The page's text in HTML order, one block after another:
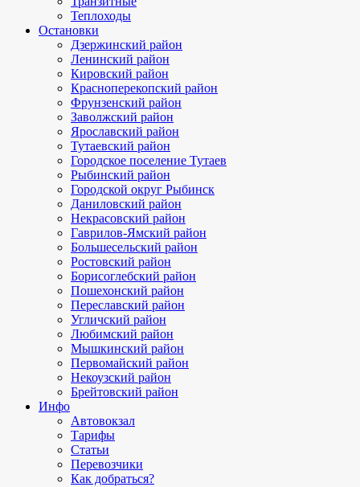
Теплоходы
Остановки
Дзержинский район
Ленинский район
Кировский район
Красноперекопский район
Фрунзенский район
Заволжский район
Ярославский район
Тутаевский район
Городское поселение Тутаев
Рыбинский район
Городской округ Рыбинск
Даниловский район
Некрасовский район
Гаврилов-Ямский район
Большесельский район
Ростовский район
Борисоглебский район
Пошехонский район
Переславский район
Угличский район
Любимский район
Мышкинский район
Первомайский район
Некоузский район
Брейтовский район
Инфо
Автовокзал
Тарифы
Статьи
Перевозчики
Как добраться?